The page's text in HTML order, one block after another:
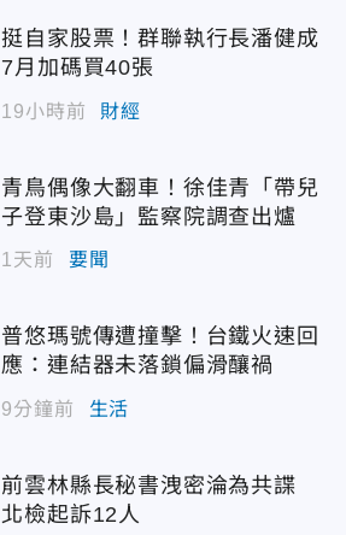
挺自家股票！群聯執行長潘健成
7月加碼買40張
19小時前 財經
青鳥偶像大翻車！徐佳青「帶兒
子登東沙島」監察院調查出爐
1天前 要聞
普悠瑪號傳遭撞擊！台鐵火速回
應：連結器未落鎖偏滑釀禍
9分鐘前 生活
前雲林縣長秘書洩密淪為共諜
北檢起訴12人